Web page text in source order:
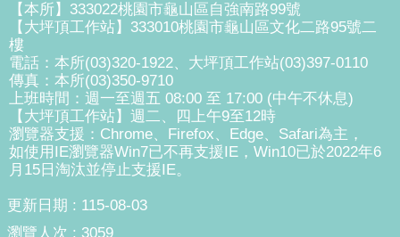
【本所】333022桃園市龜山區自強南路99號
【大坪頂工作站】333010桃園市龜山區文化二路95號二
樓
電話：本所(03)320-1922、大坪頂工作站(03)397-0110
傳真：本所(03)350-9710
上班時間：週一至週五 08:00 至 17:00 (中午不休息)
【大坪頂工作站】週二、四上午9至12時
瀏覽器支援：Chrome、Firefox、Edge、Safari為主，
如使用IE瀏覽器Win7已不再支援IE，Win10已於2022年6
月15日淘汰並停止支援IE。
更新日期
115-08-03
瀏覽人次
3059